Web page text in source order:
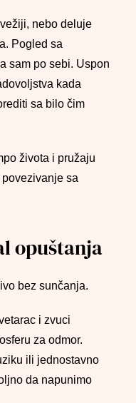
nebo deluje
Pogled sa
sam po sebi. Uspon
kada
sa bilo čim
života i pružaju
sa
opuštanja
bez sunčanja.
i zvuci
za odmor.
ili jednostavno
da napunimo